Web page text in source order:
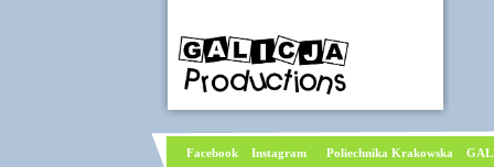
Facebook Instagram Poliechnika Krakowska